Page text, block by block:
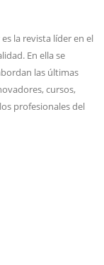
la revista líder en el
En ella se
las últimas
cursos,
profesionales del